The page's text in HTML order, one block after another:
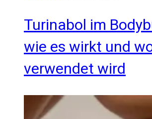
Turinabol im
wie es wirkt und
verwendet wird